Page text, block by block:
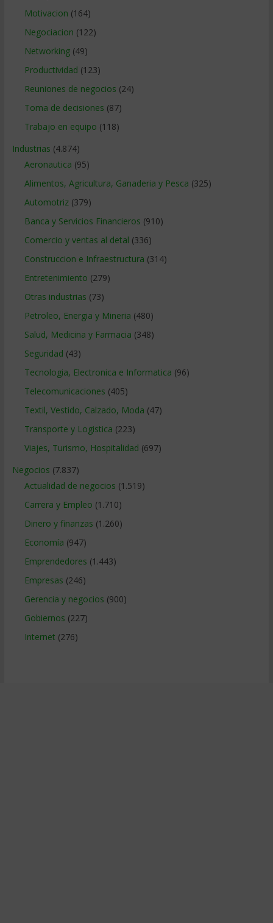
Motivacion (164)
Negociacion (122)
Networking(49)
Productividad (123)
Reuniones de negocios (24)
Toma de decisiones (87)
Trabajo en equipo (118)
Industrias (4.874)
Aeronautica (95)
Alimentos, Agricultura, Ganaderia y Pesca (325)
Automotriz(379)
Banca y Servicios Financieros (910)
Comercio y ventas al detal (336)
Construccion e Infraestructura (314)
Entretenimiento (279)
Otras industrias (73)
Petroleo, Energia y Mineria (480)
Salud, Medicina y Farmacia (348)
Seguridad (43)
Tecnologia, Electronica e Informatica (96)
Telecomunicaciones (405)
Textil, Vestido, Calzado, Moda (47)
Transporte y Logistica (223)
Viajes, Turismo, Hospitalidad (697)
Negocios (7.837)
Actualidad de negocios (1.519)
Carrera y Empleo (1.710)
Dinero y finanzas (1.260)
Economía (947)
Emprendedores (1.443)
Empresas (246)
Gerencia y negocios (900)
Gobiernos (227)
Internet (276)